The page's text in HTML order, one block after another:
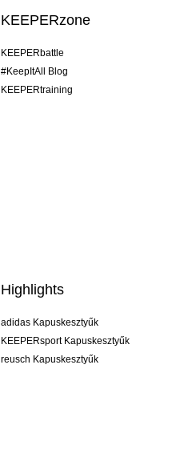
KEEPERzone
KEEPERbattle
#KeepItAll Blog
KEEPERtraining
Highlights
adidas Kapuskesztyűk
KEEPERsport Kapuskesztyűk
reusch Kapuskesztyűk